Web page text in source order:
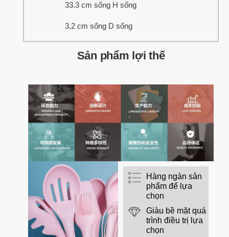
33.3 cm sống H sống
3,2 cm sống D sống
Sản phẩm lợi thế
Hàng ngàn sản
phẩm để lựa
chọn
Giàu bề mặt quá
trình điều trị lựa
chọn